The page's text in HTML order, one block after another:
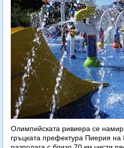
Олимпийската ривиера се
гръцката префектура Пиерия на